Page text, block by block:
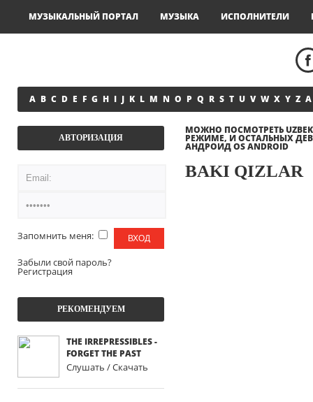
МУЗЫКАЛЬНЫЙ ПОРТАЛ МУЗЫКА ИСПОЛНИТЕЛИ
A B C D E F G H I J K L M N O P Q R S T U V W X Y Z А
АВТОРИЗАЦИЯ
Запомнить меня:
Забыли свой пароль?
Регистрация
РЕКОМЕНДУЕМ
THE IRREPRESSIBLES -
FORGET THE PAST
Слушать / Скачать
МОЖНО ПОСМОТРЕТЬ UZBEK
РЕЖИМЕ, И ОСТАЛЬНЫХ
АНДРОИД OS ANDROID
BAKI QIZLAR